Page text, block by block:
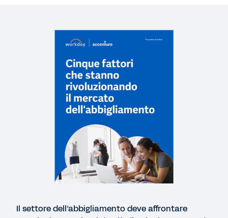
Soluzioni retail per adattarsi al cambiamento
DEMO RAPIDA
Workday per il settore Retail
Perché scegliere Workday per il Retail
Scopri altre risorse
Il settore dell’abbigliamento deve affrontare